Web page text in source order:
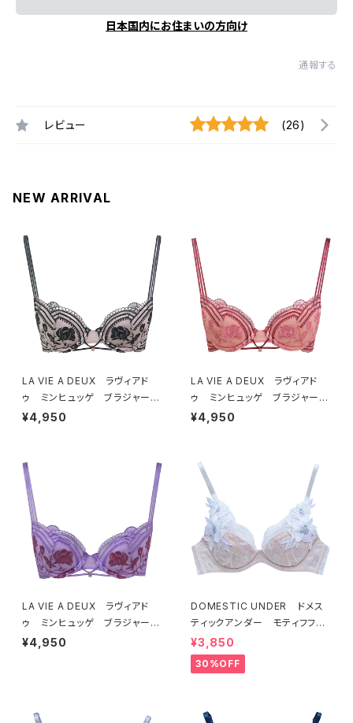
日本国内にお住まいの方向け
通報する
レビュー (26)
NEW ARRIVAL
LA VIE A DEUX ラヴィアド
ゥ ミンヒュッゲ ブラジャー
（ブラック）BRA BLACK 2249
¥4,950
LA VIE A DEUX ラヴィアド
ゥ ミンヒュッゲ ブラジャー
（ヒュッゲオレンジ）BRA HYGG
¥4,950
LA VIE A DEUX ラヴィアド
ゥ ミンヒュッゲ ブラジャー
（ライラック）BRA LILAC 2249
¥4,950
DOMESTIC UNDER ドメス
ティックアンダー モティフフル
ール ブラジャー（オフホワイ
ト）D2255
¥3,850
30%OFF